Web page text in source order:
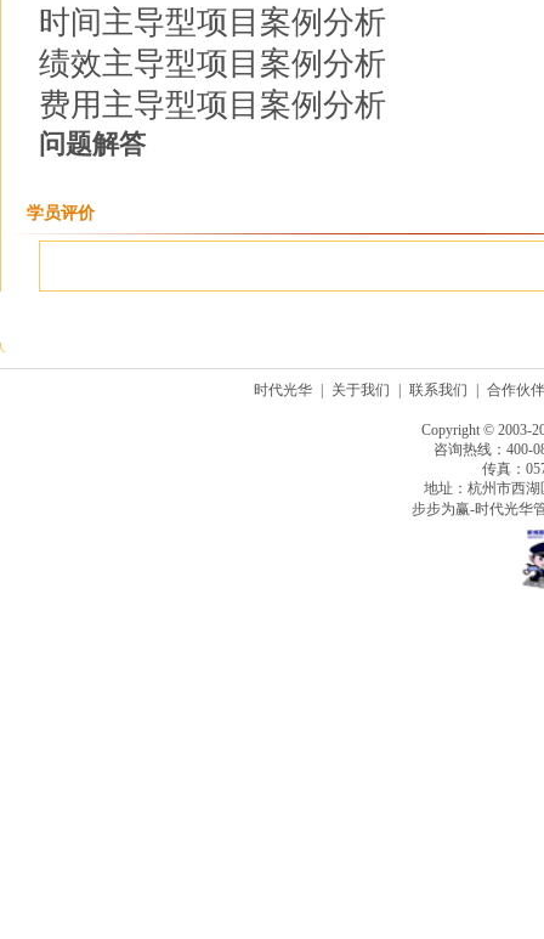
时间主导型项目案例分析
绩效主导型项目案例分析
费用主导型项目案例分析
问题解答
学员评价
时代光华 关于我们 联系我们 合作伙伴
Copyright © 2003-
咨询热线：400-
传真：
地址：杭州市西
步步为赢-时代光华